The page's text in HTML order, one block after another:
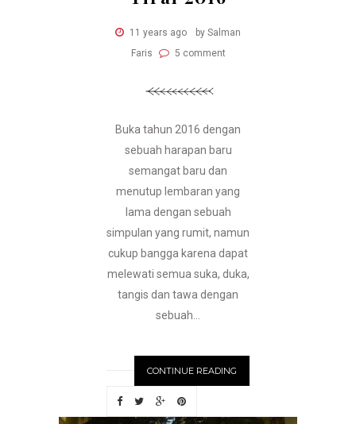
11 years ago
by Salman
Faris
5 comment
Buka tahun 2016 dengan
sebuah harapan baru
semangat baru dan
menutup lembaran yang
lama dengan sebuah
simpulan yang rumit, namun
cukup bangga karena dapat
melewati semua suka, duka,
tangis dan tawa dengan
sebuah...
CONTINUE READING